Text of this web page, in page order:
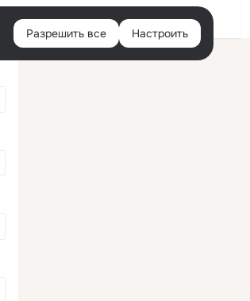
Войти
Разрешить все Настроить